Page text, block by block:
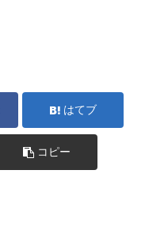
はてブ
コピー